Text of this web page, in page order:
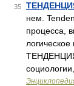
35
нем.
процесса,